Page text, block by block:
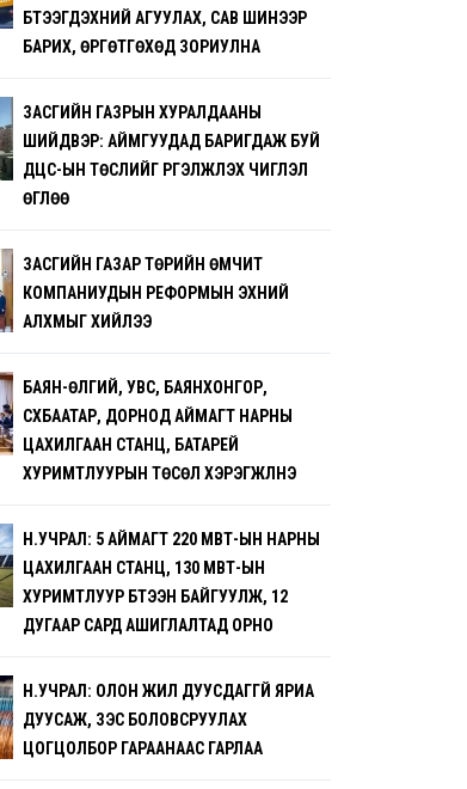
БҮТЭЭГДЭХҮҮНИЙ АГУУЛАХ, САВ ШИНЭЭР
БАРИХ, ӨРГӨТГӨХӨД ЗОРИУЛНА
ЗАСГИЙН ГАЗРЫН ХУРАЛДААНЫ
ШИЙДВЭР: АЙМГУУДАД БАРИГДАЖ БУЙ
ДЦС-ЫН ТӨСЛИЙГ ҮРГЭЛЖҮҮЛЭХ ЧИГЛЭЛ
ӨГЛӨӨ
ЗАСГИЙН ГАЗАР ТӨРИЙН ӨМЧИТ
КОМПАНИУДЫН РЕФОРМЫН ЭХНИЙ
АЛХМЫГ ХИЙЛЭЭ
БАЯН-ӨЛГИЙ, УВС, БАЯНХОНГОР,
СҮХБААТАР, ДОРНОД АЙМАГТ НАРНЫ
ЦАХИЛГААН СТАНЦ, БАТАРЕЙ
ХУРИМТЛУУРЫН ТӨСӨЛ ХЭРЭГЖҮҮЛНЭ
Н.УЧРАЛ: 5 АЙМАГТ 220 МВТ-ЫН НАРНЫ
ЦАХИЛГААН СТАНЦ, 130 МВТ-ЫН
ХУРИМТЛУУР БҮТЭЭН БАЙГУУЛЖ, 12
ДУГААР САРД АШИГЛАЛТАД ОРНО
Н.УЧРАЛ: ОЛОН ЖИЛ ДУУСДАГГҮЙ ЯРИА
ДУУСАЖ, ЗЭС БОЛОВСРУУЛАХ
ЦОГЦОЛБОР ГАРААНААС ГАРЛАА